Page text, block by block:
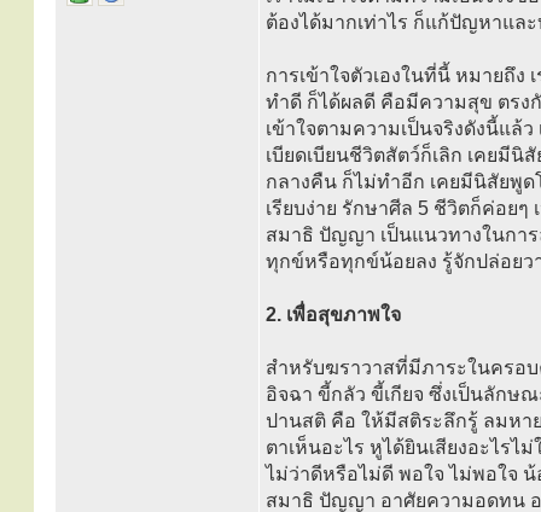
ต้องได้มากเท่าไร ก็แก้ปัญหาแล
การเข้าใจตัวเองในที่นี้ หมายถึง
ทำดี ก็ได้ผลดี คือมีความสุข ตรง
เข้าใจตามความเป็นจริงดังนี้แล้
เบียดเบียนชีวิตสัตว์ก็เลิก เคยมีนิ
กลางคืน ก็ไม่ทำอีก เคยมีนิสัยพูด
เรียบง่าย รักษาศีล 5 ชีวิตก็ค่อย
สมาธิ ปัญญา เป็นแนวทางในกา
ทุกข์หรือทุกข์น้อยลง รู้จักปล่อยว
2. เพื่อสุขภาพใจ
สำหรับฆราวาสที่มีภาระในครอ
อิจฉา ขี้กลัว ขี้เกียจ ซึ่งเป็นลักษ
ปานสติ คือ ให้มีสติระลึกรู้ ลมหาย
ตาเห็นอะไร หูได้ยินเสียงอะไร
ไม่ว่าดีหรือไม่ดี พอใจ ไม่พอใจ
สมาธิ ปัญญา อาศัยความอดทน